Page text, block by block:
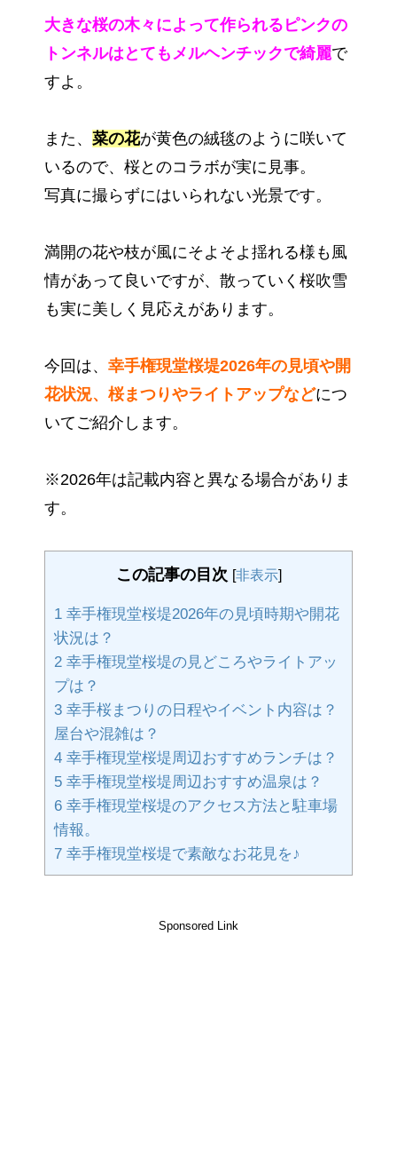
大きな桜の木々によって作られるピンクの
トンネルはとてもメルヘンチックで綺麗で
すよ。
また、 菜の花が黄色の絨毯のように咲いて
いるので、桜とのコラボが実に見事。
写真に撮らずにはいられない光景です。
満開の花や枝が風にそよそよ揺れる様も風
情があって良いですが、散っていく桜吹雪
も実に美しく見応えがあります。
今回は、 幸手権現堂桜堤2026年の見頃や開
花状況、桜まつりやライトアップなどにつ
いてご紹介します。
※2026年は記載内容と異なる場合がありま
す。
この記事の目次 [非表示]
1 幸手権現堂桜堤2026年の見頃時期や開花
状況は？
2 幸手権現堂桜堤の見どころやライトアッ
プは？
3 幸手桜まつりの日程やイベント内容は？
屋台や混雑は？
4 幸手権現堂桜堤周辺おすすめランチは？
5 幸手権現堂桜堤周辺おすすめ温泉は？
6 幸手権現堂桜堤のアクセス方法と駐車場
情報。
7 幸手権現堂桜堤で素敵なお花見を♪
Sponsored Link